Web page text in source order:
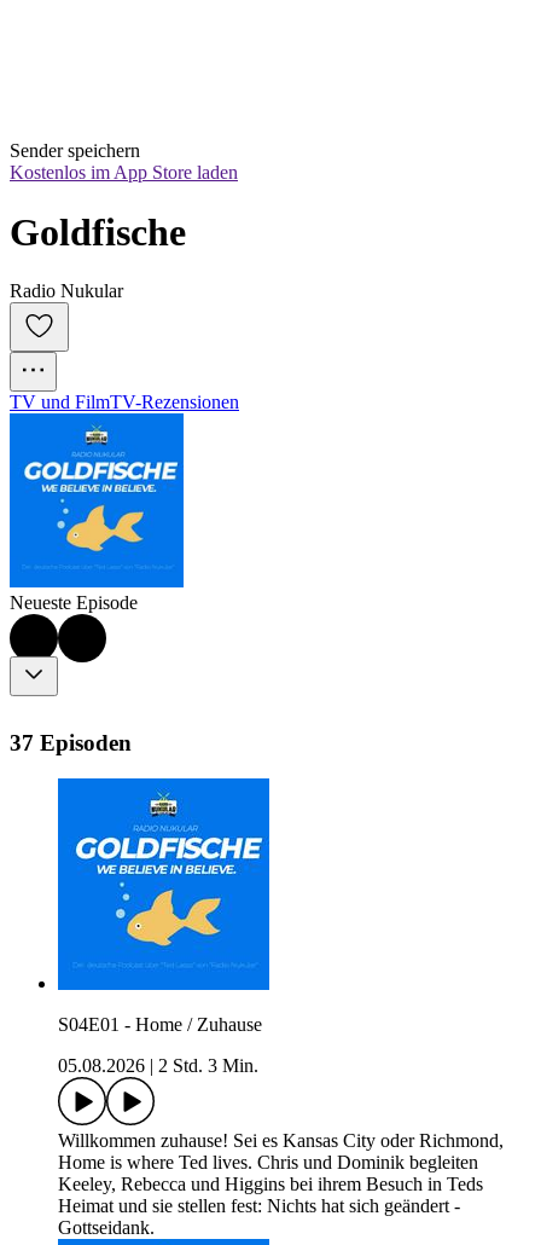
Sender speichern
Kostenlos im App Store laden
Goldfische
Radio Nukular
TV und FilmTV-Rezensionen
Neueste Episode
37 Episoden
S04E01 - Home / Zuhause
05.08.2026
2 Std. 3 Min.
Willkommen zuhause! Sei es Kansas City oder Richmond,
Home is where Ted lives. Chris und Dominik begleiten
Keeley, Rebecca und Higgins bei ihrem Besuch in Teds
Heimat und sie stellen fest: Nichts hat sich geändert -
Gottseidank.